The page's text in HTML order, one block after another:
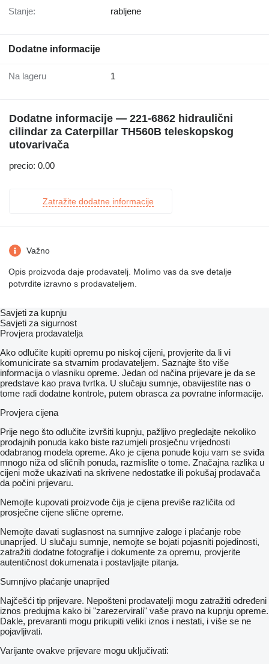
Stanje: rabljene
Dodatne informacije
Na lageru 1
Dodatne informacije — 221-6862 hidraulični
cilindar za Caterpillar TH560B teleskopskog
utovarivačа
precio: 0.00
Zatražite dodatne informacije
Važno
Opis proizvoda daje prodavatelj. Molimo vas da sve detalje
potvrdite izravno s prodavateljem.
Savjeti za kupnju
Savjeti za sigurnost
Provjera prodavatelja
Ako odlučite kupiti opremu po niskoj cijeni, provjerite da li vi
komunicirate sa stvarnim prodavateljem. Saznajte što više
informacija o vlasniku opreme. Jedan od načina prijevare je da se
predstave kao prava tvrtka. U slučaju sumnje, obavijestite nas o
tome radi dodatne kontrole, putem obrasca za povratne informacije.
Provjera cijena
Prije nego što odlučite izvršiti kupnju, pažljivo pregledajte nekoliko
prodajnih ponuda kako biste razumjeli prosječnu vrijednosti
odabranog modela opreme. Ako je cijena ponude koju vam se sviđa
mnogo niža od sličnih ponuda, razmislite o tome. Značajna razlika u
cijeni može ukazivati ​​na skrivene nedostatke ili pokušaj prodavača
da počini prijevaru.
Nemojte kupovati proizvode čija je cijena previše različita od
prosječne cijene slične opreme.
Nemojte davati suglasnost na sumnjive zaloge i plaćanje robe
unaprijed. U slučaju sumnje, nemojte se bojati pojasniti pojedinosti,
zatražiti dodatne fotografije i dokumente za opremu, provjerite
autentičnost dokumenata i postavljajte pitanja.
Sumnjivo plaćanje unaprijed
Najčešći tip prijevare. Nepošteni prodavatelji mogu zatražiti određeni
iznos predujma kako bi "zarezervirali" vaše pravo na kupnju opreme.
Dakle, prevaranti mogu prikupiti veliki iznos i nestati, i više se ne
pojavljivati.
Varijante ovakve prijevare mogu uključivati: